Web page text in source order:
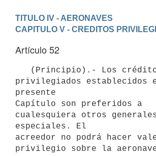
TITULO IV - AERONAVES
CAPITULO V - CREDITOS
Artículo 52
privilegiados establecidos
presente
Capítulo son preferidos a
cualesquiera otros
especiales. El
acreedor no podrá hacer
privilegio sobre la